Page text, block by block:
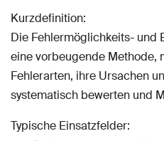
Kurzdefinition:
Die Fehlermöglichkeits- und
eine vorbeugende Methode,
Fehlerarten, ihre Ursachen
systematisch bewerten und
Typische Einsatzfelder: